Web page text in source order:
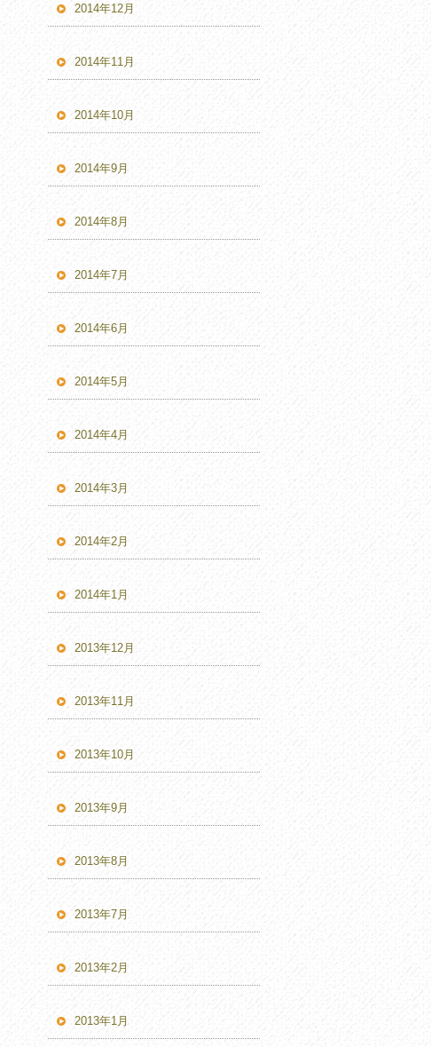
2014年12月
2014年11月
2014年10月
2014年9月
2014年8月
2014年7月
2014年6月
2014年5月
2014年4月
2014年3月
2014年2月
2014年1月
2013年12月
2013年11月
2013年10月
2013年9月
2013年8月
2013年7月
2013年2月
2013年1月